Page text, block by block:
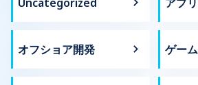
オフショア開発 ゲー